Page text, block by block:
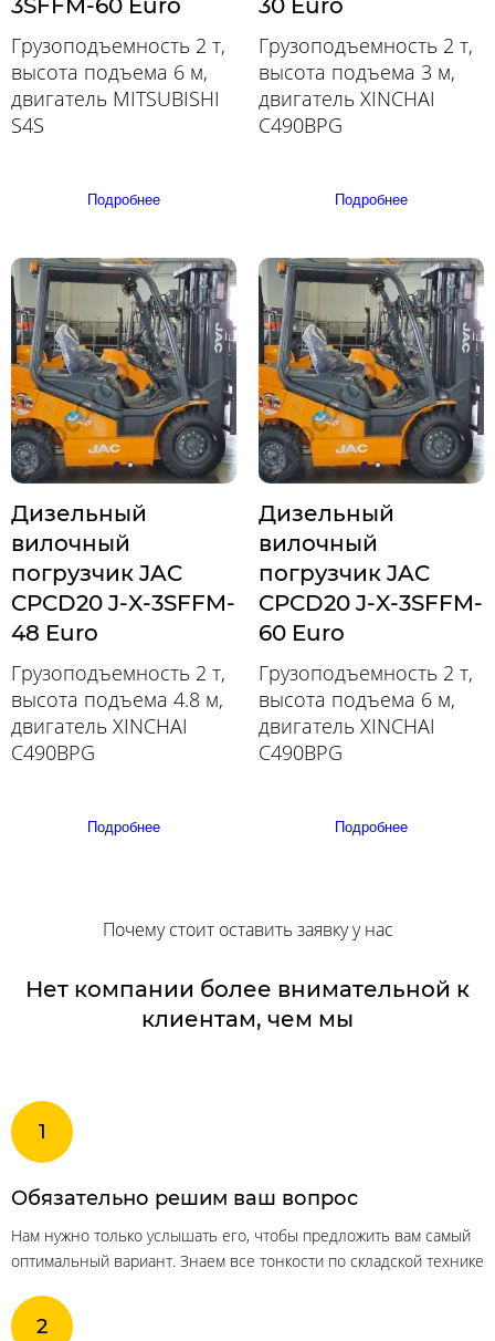
3SFFM-60 Euro
Грузоподъемность 2 т,
высота подъема 6 м,
двигатель MITSUBISHI
S4S
Подробнее
30 Euro
Грузоподъемность 2 т,
высота подъема 3 м,
двигатель XINCHAI
C490BPG
Подробнее
Дизельный
вилочный
погрузчик JAC
CPCD20 J-X-3SFFM-
48 Euro
Грузоподъемность 2 т,
высота подъема 4.8 м,
двигатель XINCHAI
C490BPG
Подробнее
Дизельный
вилочный
погрузчик JAC
CPCD20 J-X-3SFFM-
60 Euro
Грузоподъемность 2 т,
высота подъема 6 м,
двигатель XINCHAI
C490BPG
Подробнее
Почему стоит оставить заявку у нас
Нет компании более внимательной к
клиентам, чем мы
Обязательно решим ваш вопрос
Нам нужно только услышать его, чтобы предложить вам самый
оптимальный вариант. Знаем все тонкости по складской технике